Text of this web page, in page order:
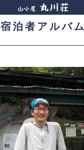
宿泊者アルバム